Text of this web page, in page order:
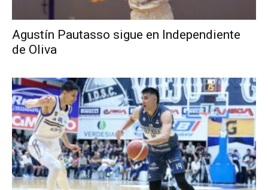
Agustín Pautasso sigue en Independiente
de Oliva